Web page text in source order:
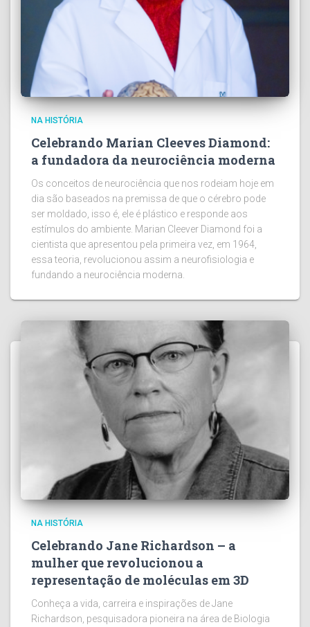
NA HISTÓRIA
Celebrando Marian Cleeves Diamond:
a fundadora da neurociência moderna
Os conceitos de neurociência que nos rodeiam hoje em
dia são baseados na premissa de que o cérebro pode
ser moldado, isso é, ele é plástico e responde aos
estímulos do ambiente. Marian Cleever Diamond foi a
cientista que apresentou pela primeira vez, em 1964,
essa teoria, revolucionou assim a neurofisiologia e
fundando a neurociência moderna.
NA HISTÓRIA
Celebrando Jane Richardson – a
mulher que revolucionou a
representação de moléculas em 3D
Conheça a vida, carreira e inspirações de Jane
Richardson, pesquisadora pioneira na área de Biologia